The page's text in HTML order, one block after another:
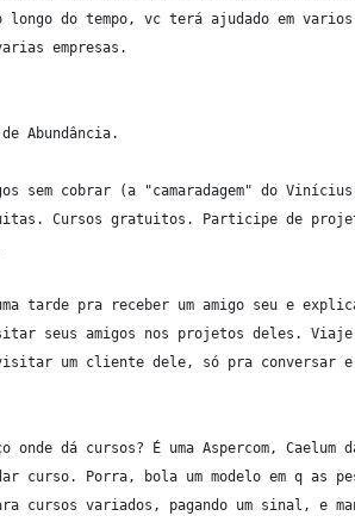
longo do tempo, vc terá ajudado em
empresas.
Abundância.
sem cobrar (a "camaradagem" do
Cursos gratuitos. Participe de
tarde pra receber um amigo seu e
seus amigos nos projetos deles. Viaje
um cliente dele, só pra conversar
onde dá cursos? É uma Aspercom, Caelum
curso. Porra, bola um modelo em q as
cursos variados, pagando um sinal, e